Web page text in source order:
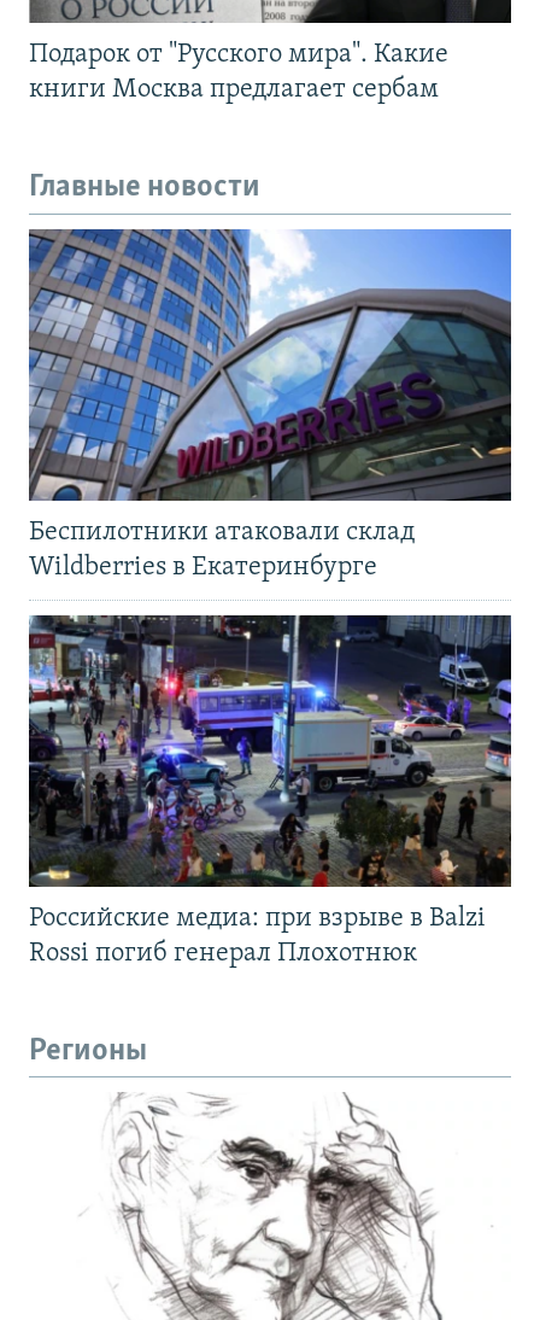
Подарок от "Русского мира". Какие
книги Москва предлагает сербам
Главные новости
Беспилотники атаковали склад
Wildberries в Екатеринбурге
Российские медиа: при взрыве в Balzi
Rossi погиб генерал Плохотнюк
Регионы